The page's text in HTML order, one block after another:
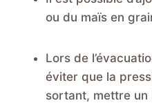
ou du maïs en
Lors de
éviter que la
sortant, mettre un